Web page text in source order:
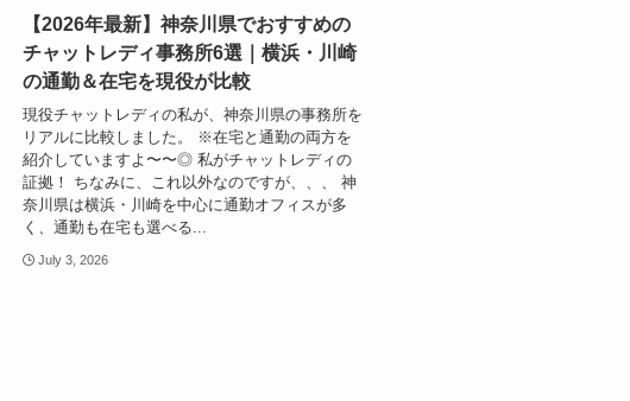
【2026年最新】神奈川県でおすすめの
チャットレディ事務所6選｜横浜・川崎
の通勤＆在宅を現役が比較
現役チャットレディの私が、神奈川県の事務所を
リアルに比較しました。 ※在宅と通勤の両方を
紹介していますよ〜〜◎ 私がチャットレディの
証拠！ ちなみに、これ以外なのですが、、、 神
奈川県は横浜・川崎を中心に通勤オフィスが多
く、通勤も在宅も選べる...
July 3, 2026